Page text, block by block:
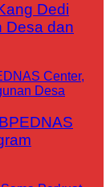
Dedi
Desa dan